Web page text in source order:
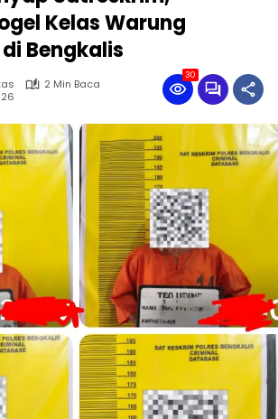
Kelas Warung
Bengkalis
2 Min Baca
30